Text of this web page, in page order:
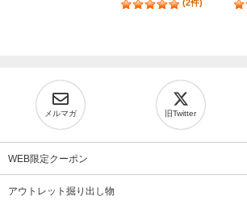
(2件)
メルマガ 旧Twitter
WEB限定クーポン
アウトレット掘り出し物